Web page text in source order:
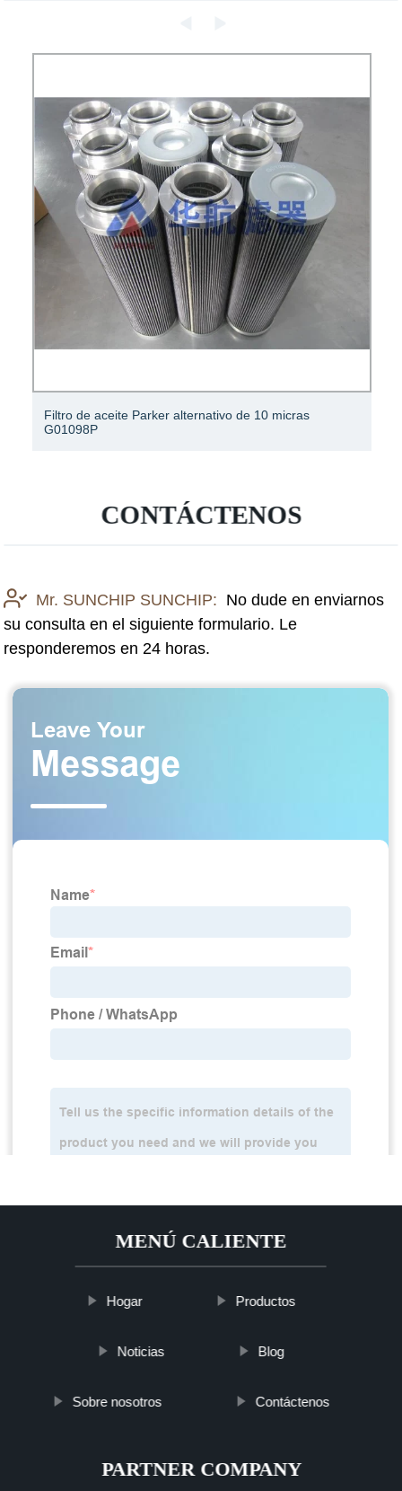
Filtro de aceite Parker alternativo de 10 micras
G01098P
CONTÁCTENOS
Mr. SUNCHIP SUNCHIP: No dude en enviarnos
su consulta en el siguiente formulario. Le
responderemos en 24 horas.
MENÚ CALIENTE
Hogar Productos
Noticias Blog
Sobre nosotros Contáctenos
PARTNER COMPANY